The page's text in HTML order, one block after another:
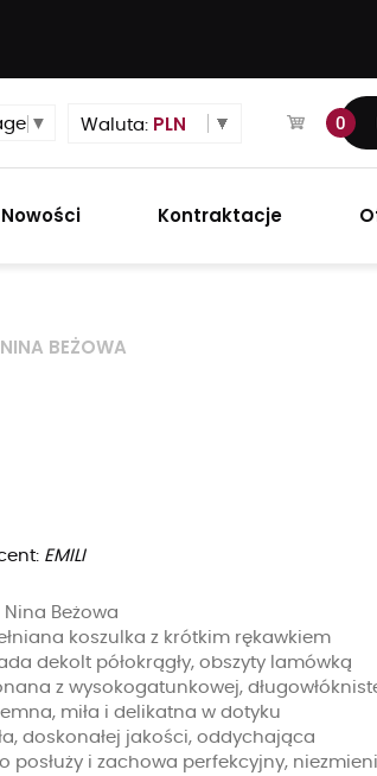
▼ Waluta: PLN 0
Nowości Kontraktacje
BEŻOWA
EMILI
Nina Beżowa
koszulka z krótkim rękawkiem
dekolt półokrągły, obszyty lamówką
z wysokogatunkowej,
miła i delikatna w dotyku
doskonałej jakości, oddychająca
posłuży i zachowa perfekcyjny,